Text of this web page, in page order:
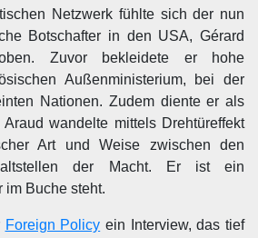
Netzwerk fühlte sich der nun
Botschafter in den USA, Gérard
Zuvor bekleidete er hohe
Außenministerium, bei der
Nationen. Zudem diente er als
wandelte mittels Drehtüreffekt
Art und Weise zwischen den
der Macht. Er ist ein
im Buche steht.
Foreign Policy ein Interview, das tief